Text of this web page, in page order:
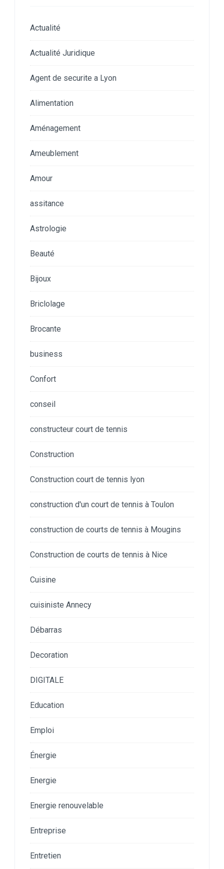
Actualité
Actualité Juridique
Agent de securite a Lyon
Alimentation
Aménagement
Ameublement
Amour
assitance
Astrologie
Beauté
Bijoux
Briclolage
Brocante
business
Confort
conseil
constructeur court de tennis
Construction
Construction court de tennis lyon
construction d'un court de tennis à Toulon
construction de courts de tennis à Mougins
Construction de courts de tennis à Nice
Cuisine
cuisiniste Annecy
Débarras
Decoration
DIGITALE
Education
Emploi
Énergie
Energie
Energie renouvelable
Entreprise
Entretien